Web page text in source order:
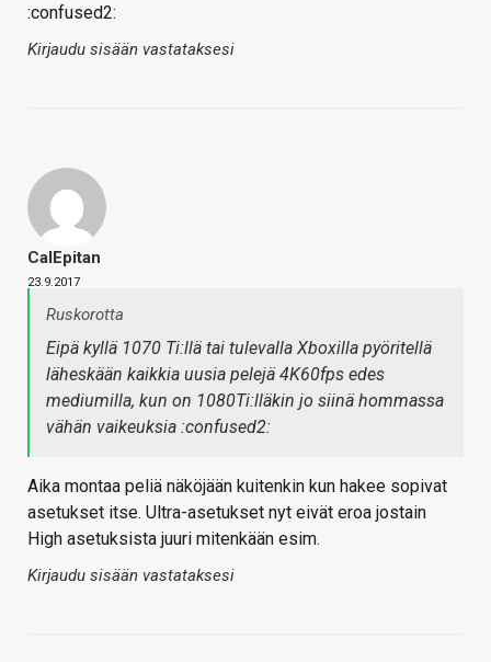
:confused2:
Kirjaudu sisään vastataksesi
CalEpitan
23.9.2017
Ruskorotta
Eipä kyllä 1070 Ti:llä tai tulevalla Xboxilla pyöritellä
läheskään kaikkia uusia pelejä 4K60fps edes
mediumilla, kun on 1080Ti:lläkin jo siinä hommassa
vähän vaikeuksia :confused2:
Aika montaa peliä näköjään kuitenkin kun hakee sopivat
asetukset itse. Ultra-asetukset nyt eivät eroa jostain
High asetuksista juuri mitenkään esim.
Kirjaudu sisään vastataksesi